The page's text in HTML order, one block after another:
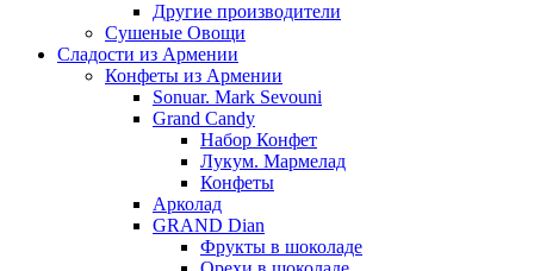
Другие производители
Сушеные Овощи
Сладости из Армении
Конфеты из Армении
Sonuar. Mark Sevouni
Grand Candy
Набор Конфет
Лукум. Мармелад
Конфеты
Арколад
GRAND Dian
Фрукты в шоколаде